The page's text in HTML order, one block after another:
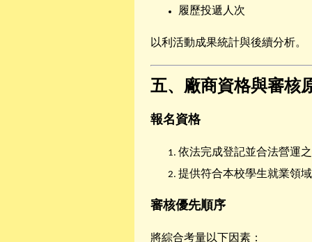
履歷投遞人次
以利活動成果統計與後續分析。
五、廠商資格與審核
報名資格
依法完成登記並合法營運
提供符合本校學生就業領
審核優先順序
將綜合考量以下因素：